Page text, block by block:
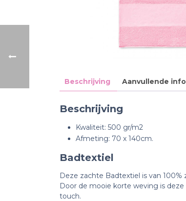
Beschrijving Aanvullende
Beschrijving
Kwaliteit: 500 gr/m2
Afmeting: 70 x 140cm.
Badtextiel
Deze zachte Badtextiel is van
Door de mooie korte weving is
touch.